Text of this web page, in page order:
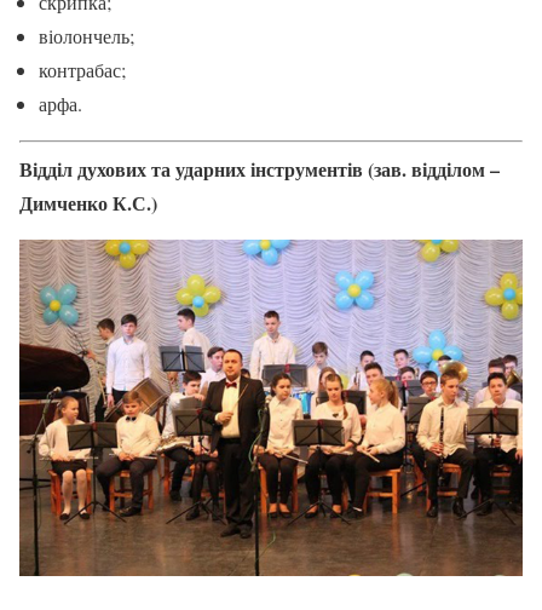
віолончель;
контрабас;
арфа.
Відділ духових та ударних інструментів (зав. відділом –
Димченко К.С.)